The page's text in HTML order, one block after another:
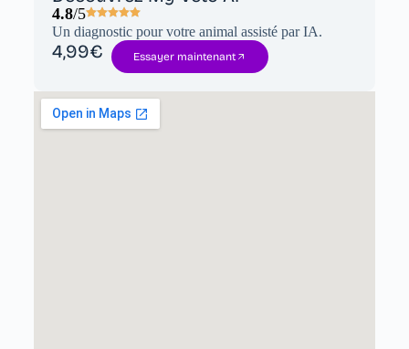
4.8/5
Un diagnostic pour votre animal assisté par IA.
4,99€ Essayer maintenant